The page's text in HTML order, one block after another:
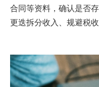
合同等资料，确认是否
更迭拆分收入、规避税